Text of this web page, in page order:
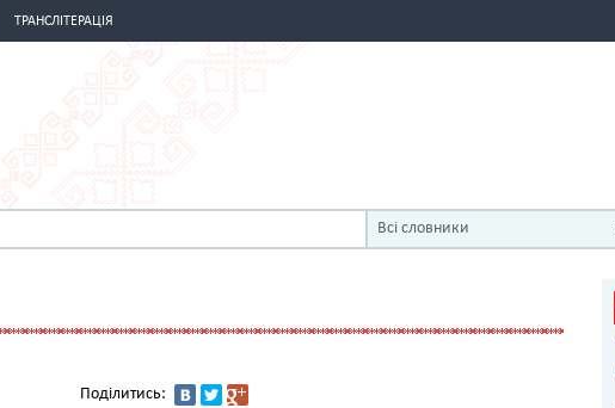
ТРАНСЛІТЕРАЦІЯ
Всі словники
Поділитись: